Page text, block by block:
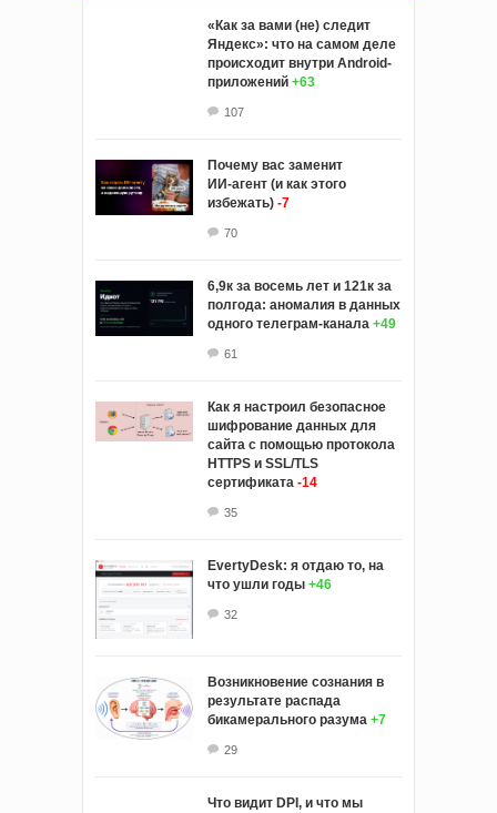
«Как за вами (не) следит
Яндекс»: что на самом деле
происходит внутри Android-
приложений +63
107
Почему вас заменит
ИИ‑агент (и как этого
избежать) -7
70
6,9к за восемь лет и 121к за
полгода: аномалия в данных
одного телеграм-канала +49
61
Как я настроил безопасное
шифрование данных для
сайта с помощью протокола
HTTPS и SSL/TLS
сертификата -14
35
EvertyDesk: я отдаю то, на
что ушли годы +46
32
Возникновение сознания в
результате распада
бикамерального разума +7
29
Что видит DPI, и что мы